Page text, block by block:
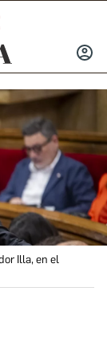
INICIAR
Illa, en el